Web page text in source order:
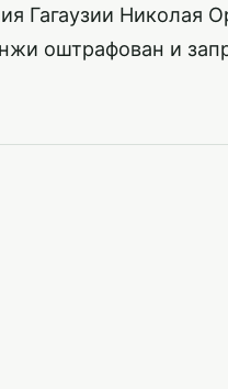
Гагаузии
оштрафован и